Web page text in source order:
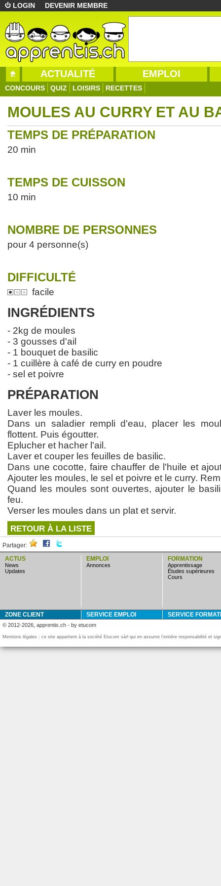
LOGIN DEVENIR MEMBRE
ACTUALITÉ EMPLOI
CONCOURS QUIZ LOISIRS RECETTES
MOULES AU CURRY ET AU
TEMPS DE PRÉPARATION
20 min
TEMPS DE CUISSON
10 min
NOMBRE DE PERSONNES
pour 4 personne(s)
DIFFICULTÉ
facile
INGRÉDIENTS
- 2kg de moules
- 3 gousses d'ail
- 1 bouquet de basilic
- 1 cuillère à café de curry en poudre
- sel et poivre
PRÉPARATION
Laver les moules.
Dans un saladier rempli d'eau, placer les
flottent. Puis égoutter.
Eplucher et hacher l'ail.
Laver et couper les feuilles de basilic.
Dans une cocotte, faire chauffer de l'huile et
Ajouter les moules, le sel et poivre et le curry.
Quand les moules sont ouvertes, ajouter le
feu.
Verser les moules dans un plat et servir.
RETOUR À LA LISTE
Partager:
ACTUS
news
updates
EMPLOI
annonces
FORMATION
apprentissage
études supérieures
cours
ZONE CLIENT SERVICE EMPLOI SERVICE
© 2012-2026, apprentis.ch - by etucom
Mentions légales : ce site appartient à la société Etucom sàrl qui en assume l’entière responsabilité et